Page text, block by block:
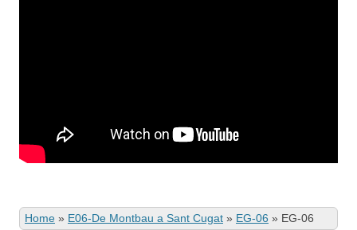
Home » E06-De Montbau a Sant Cugat » EG-06 » EG-06